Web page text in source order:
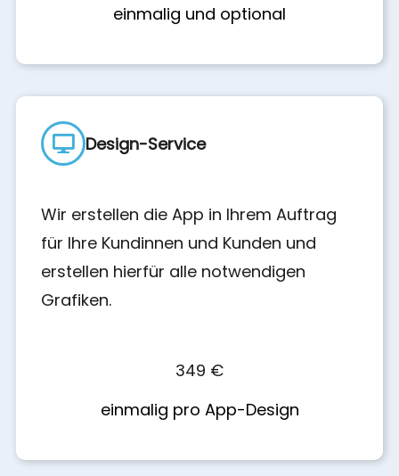
einmalig und optional
Design-Service
Wir erstellen die App in Ihrem Auftrag
für Ihre Kundinnen und Kunden und
erstellen hierfür alle notwendigen
Grafiken.
349 €
einmalig pro App-Design